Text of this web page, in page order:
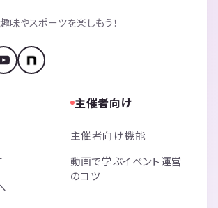
味やスポーツを楽しもう！
主催者向け
主催者向け機能
動画で学ぶイベント運営
のコツ